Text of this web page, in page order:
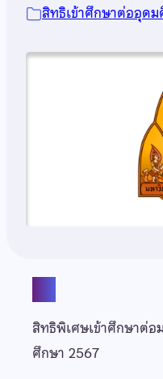
สิทธิเข้าศึกษาต่ออุด
สิทธิพิเศษเข้าศึกษาต่
ศึกษา 2567